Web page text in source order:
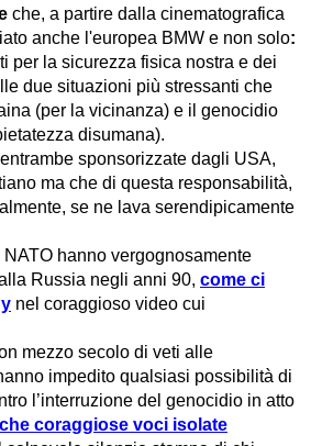
che, a partire dalla cinematografica
anche l'europea BMW e non solo:
per la sicurezza fisica nostra e dei
due situazioni più stressanti che
(per la vicinanza) e il genocidio
disumana).
sponsorizzate dagli USA,
ma che di questa responsabilità,
se ne lava serendipicamente
hanno vergognosamente
Russia negli anni 90, come ci
nel coraggioso video cui
mezzo secolo di veti alle
impedito qualsiasi possibilità di
l’interruzione del genocidio in atto
coraggiose voci isolate